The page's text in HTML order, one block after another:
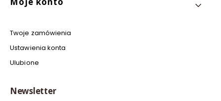
Twoje zamówienia
Ustawienia konta
Ulubione
Newsletter